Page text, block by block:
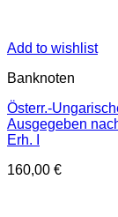
Add to wishlist
Banknoten
Österr.-
Ausgegeben
Erh. I
160,00 €